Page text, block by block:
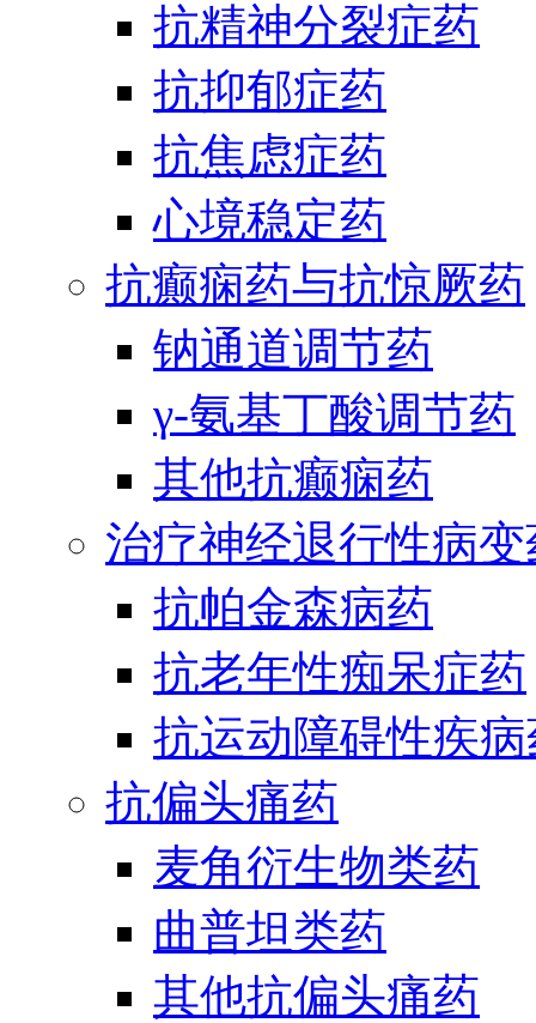
抗精神分裂症药
抗抑郁症药
抗焦虑症药
心境稳定药
抗癫痫药与抗惊厥药
钠通道调节药
γ-氨基丁酸调节药
其他抗癫痫药
治疗神经退行性病
抗帕金森病药
抗老年性痴呆症药
抗运动障碍性疾
抗偏头痛药
麦角衍生物类药
曲普坦类药
其他抗偏头痛药